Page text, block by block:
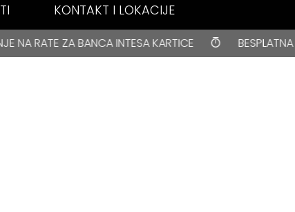
KONTAKT I LOKACIJE
DOSTAVA za kupovine veće od 3000 rsd • ONLINE